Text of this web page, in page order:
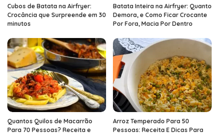
Cubos de Batata na Airfryer:
Crocância que Surpreende em 30
minutos
Batata Inteira na Airfryer: Quanto
Demora, e Como Ficar Crocante
Por Fora, Macia Por Dentro
Quantos Quilos de Macarrão
Para 70 Pessoas? Receita e
Arroz Temperado Para 50
Pessoas: Receita E Dicas Para